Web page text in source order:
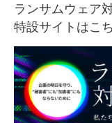
ランサムウェア
特設サイトはこ